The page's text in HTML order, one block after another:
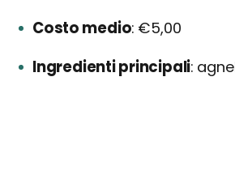
Costo medio €5,00
Ingredienti principali